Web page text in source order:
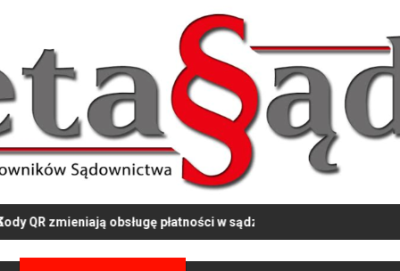
obsługę płatności w sądzie